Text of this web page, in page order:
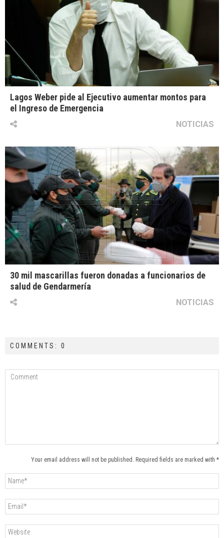
Lagos Weber pide al Ejecutivo aumentar montos para
el Ingreso de Emergencia
NOTICIAS
30 mil mascarillas fueron donadas a funcionarios de
salud de Gendarmería
NOTICIAS
COMMENTS: 0
Your email address will not be published. Required fields are marked with *